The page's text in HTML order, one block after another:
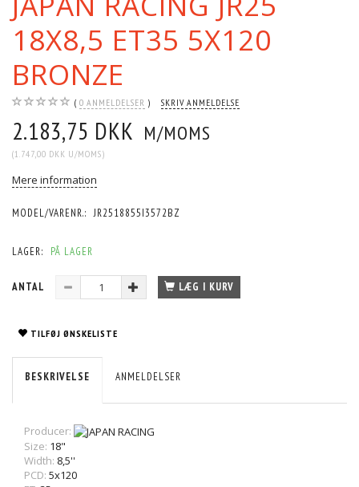
18X8,5 ET35 5X120
BRONZE
0 ANMELDELSER SKRIV ANMELDELSE
2.183,75 DKK M/MOMS
(1.747,00 DKK U/MOMS)
Mere information
MODEL/VARENR.: JR2518855I3572BZ
LAGER: PÅ LAGER
ANTAL LÆG I KURV
TILFØJ ØNSKELISTE
BESKRIVELSE ANMELDELSER
Producer:
Size: 18"
Width: 8,5''
PCD: 5x120